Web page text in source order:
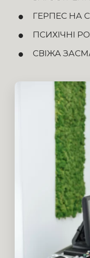
ГЕРПЕС НА
ПСИХІЧНІ
СВІЖА